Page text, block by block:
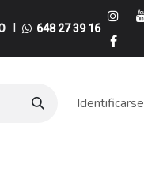
I 648 27 39 16
Identificarse